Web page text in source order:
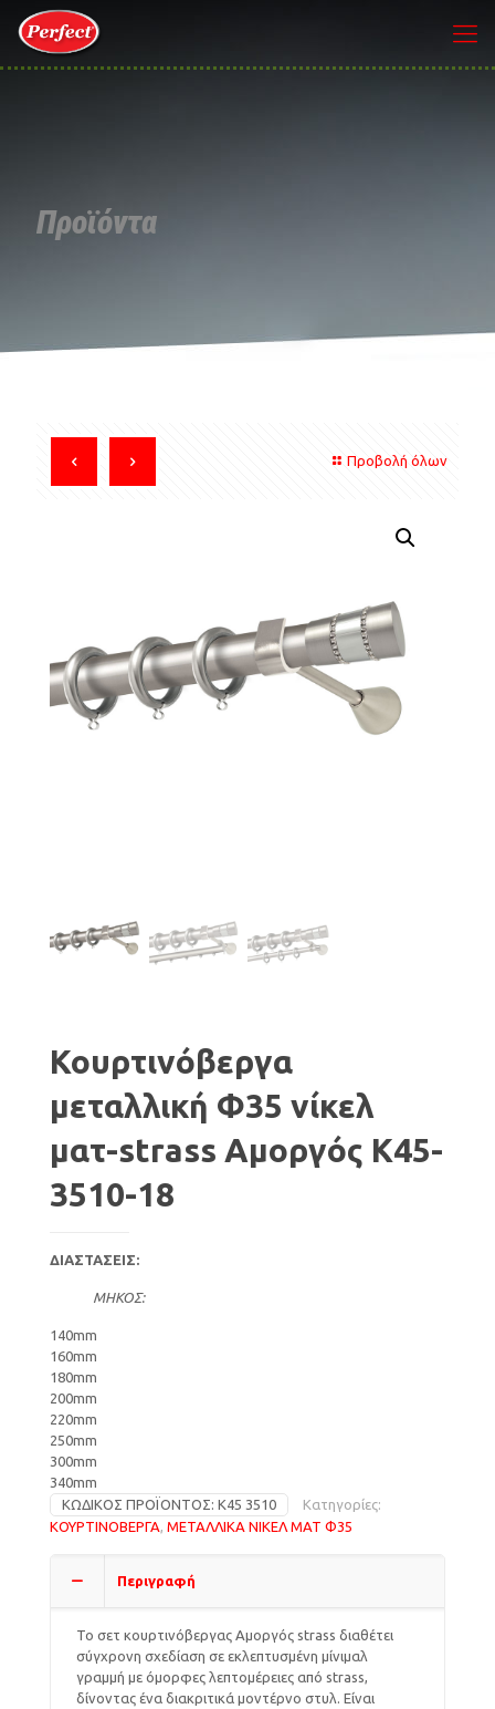
Προϊόντα
Προβολή όλων
Κουρτινόβεργα
μεταλλική Φ35 νίκελ
ματ-strass Αμοργός K45-
3510-18
ΔΙΑΣΤΑΣΕΙΣ:
ΜΗΚΟΣ:
140mm
160mm
180mm
200mm
220mm
250mm
300mm
340mm
ΚΩΔΙΚΌΣ ΠΡΟΪΌΝΤΟΣ: Κ45 3510
Κατηγορίες:
ΚΟΥΡΤΙΝΟΒΕΡΓΑ ΜΕΤΑΛΛΙΚΑ ΝΙΚΕΛ ΜΑΤ Φ35
Περιγραφή
Το σετ κουρτινόβεργας Αμοργός strass διαθέτει
σύγχρονη σχεδίαση σε εκλεπτυσμένη μίνιμαλ
γραμμή με όμορφες λεπτομέρειες από strass,
δίνοντας ένα διακριτικά μοντέρνο στυλ. Είναι